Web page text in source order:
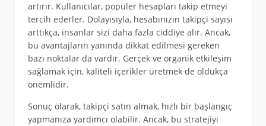
artırır. Kullanıcılar, popüler hesapları takip etmeyi
tercih ederler. Dolayısıyla, hesabınızın takipçi sayısı
arttıkça, insanlar sizi daha fazla ciddiye alır. Ancak,
bu avantajların yanında dikkat edilmesi gereken
bazı noktalar da vardır. Gerçek ve organik etkileşim
sağlamak için, kaliteli içerikler üretmek de oldukça
önemlidir.
Sonuç olarak, takipçi satın almak, hızlı bir başlangıç
yapmanıza yardımcı olabilir. Ancak, bu stratejiyi